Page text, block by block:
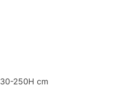
250H cm